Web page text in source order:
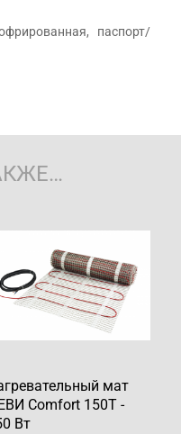
паспорт/
мат
Comfort 150T -
Вт